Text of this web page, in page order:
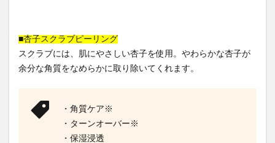
■杏子スクラブピーリング
スクラブには、肌にやさしい杏子を使用。やわらかな杏子が
余分な角質をなめらかに取り除いてくれます。
・角質ケア※
・ターンオーバー※
・保湿浸透